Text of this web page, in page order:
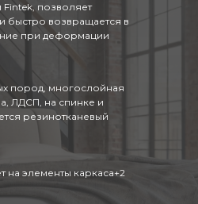
позволяет
быстро возвращается в
при деформации
пород, многослойная
ЛДСП, на спинке и
резинотканевый
на элементы каркаса+2